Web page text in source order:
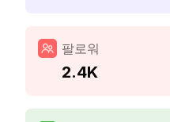
팔로워
2.4K